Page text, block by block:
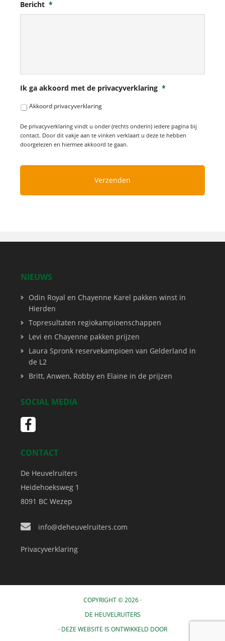
Bericht *
Ik ga akkoord met de privacyverklaring *
Akkoord privacyverklaring
De privacyverklaring vindt u onder (rechts onderin) iedere pagina bij
contact. Door dit vakje aan te vinken verklaart u deze te hebben
doorgelezen en hiermee akkoord te gaan.
NIEUWS
Odin Royal en Chayenne Karel pakken winst in
Hierden
Topresultaten regiokampioenschappen
Levi en Chayenne pakken prijzen
Laura Spronk reservekampioen van Gelderland in
de L2
Britt, Anwen, Robby en Elaine in de prijzen
SOCIAL MEDIA
CONTACT
De Heuvelruiters
Heidehoeksweg 1
8091 BC Wezep
info@deheuvelruiters.com
Privacyverklaring
COPYRIGHT © 2026 ·
DE HEUVELRUITERS
· DEZE WEBSITE IS ONTWIKKELD DOOR